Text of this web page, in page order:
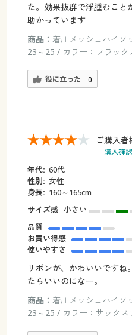
た。効果抜群で浮腫むこと
助かっています
商品： 着圧メッシュハイソ
23～25 / カラー：フラック
役に立った 0
ご購入者
購入確
年代: 60代
性別: 女性
身長: 160～165cm
サイズ感 小さい
品質
お買い得感
使いやすさ
リボンが、かわいいですね
たらいいのになー。
商品： 着圧メッシュハイソ
23～25 / カラー：サックス